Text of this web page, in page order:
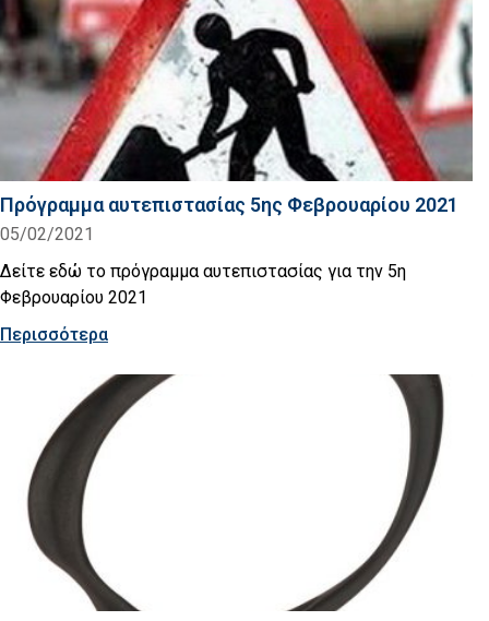
Πρόγραμμα αυτεπιστασίας 5ης Φεβρουαρίου 2021
05/02/2021
Δείτε εδώ το πρόγραμμα αυτεπιστασίας για την 5η
Φεβρουαρίου 2021
Περισσότερα